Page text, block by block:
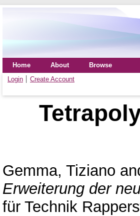
Home About
Browse
Login
Create Account
Gemma, Tiziano
Erweiterung der
für Technik